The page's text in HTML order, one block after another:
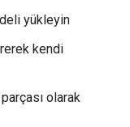
yükleyin
kendi
olarak